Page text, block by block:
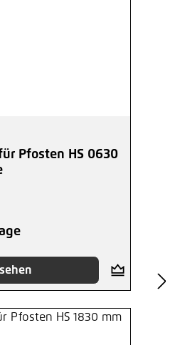
Pfosten HS 0630